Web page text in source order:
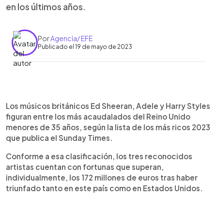
en los últimos años.
PorAgencia/ EFE
Publicado el 19 de mayo de 2023
► Escuchar artículo
Los músicos británicos Ed Sheeran, Adele y Harry Styles
figuran entre los más acaudalados del Reino Unido
menores de 35 años, según la lista de los más ricos 2023
que publica el Sunday Times.
Conforme a esa clasificación, los tres reconocidos
artistas cuentan con fortunas que superan,
individualmente, los 172 millones de euros tras haber
triunfado tanto en este país como en Estados Unidos.